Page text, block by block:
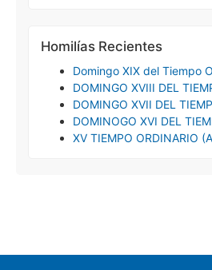
Homilías Recientes
Domingo XIX del Tiempo
DOMINGO XVIII DEL
DOMINGO XVII DEL
DOMINOGO XVI DEL
XV TIEMPO ORDINARIO